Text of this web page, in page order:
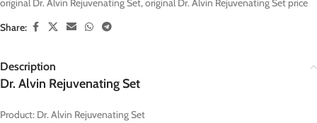
original Dr. Alvin Rejuvenating Set,original Dr. Alvin Rejuvenating Set price
Share:
Description
Dr. Alvin Rejuvenating Set
Product: Dr. Alvin Rejuvenating Set